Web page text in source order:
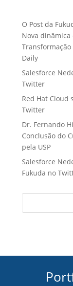
O Post da
Nova dinâmica
Daily
Salesforce
Twitter
Red Hat Cloud
Twitter
Dr. Fernando
Conclusão do
pela USP
Salesforce
Fukuda no